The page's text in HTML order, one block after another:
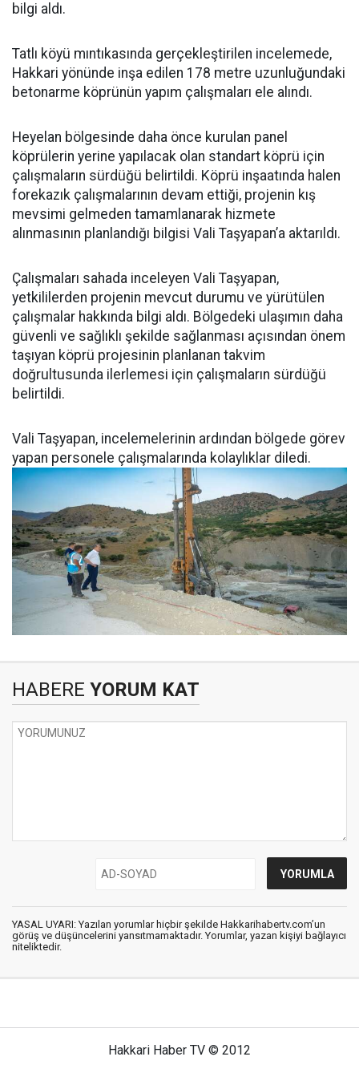
bilgi aldı.
Tatlı köyü mıntıkasında gerçekleştirilen incelemede,
Hakkari yönünde inşa edilen 178 metre uzunluğundaki
betonarme köprünün yapım çalışmaları ele alındı.
Heyelan bölgesinde daha önce kurulan panel
köprülerin yerine yapılacak olan standart köprü için
çalışmaların sürdüğü belirtildi. Köprü inşaatında halen
forekazık çalışmalarının devam ettiği, projenin kış
mevsimi gelmeden tamamlanarak hizmete
alınmasının planlandığı bilgisi Vali Taşyapan’a aktarıldı.
Çalışmaları sahada inceleyen Vali Taşyapan,
yetkililerden projenin mevcut durumu ve yürütülen
çalışmalar hakkında bilgi aldı. Bölgedeki ulaşımın daha
güvenli ve sağlıklı şekilde sağlanması açısından önem
taşıyan köprü projesinin planlanan takvim
doğrultusunda ilerlemesi için çalışmaların sürdüğü
belirtildi.
Vali Taşyapan, incelemelerinin ardından bölgede görev
yapan personele çalışmalarında kolaylıklar diledi.
HABERE YORUM KAT
YASAL UYARI: Yazılan yorumlar hiçbir şekilde Hakkarihabertv.com’un
görüş ve düşüncelerini yansıtmamaktadır. Yorumlar, yazan kişiyi bağlayıcı
niteliktedir.
Hakkari Haber TV © 2012